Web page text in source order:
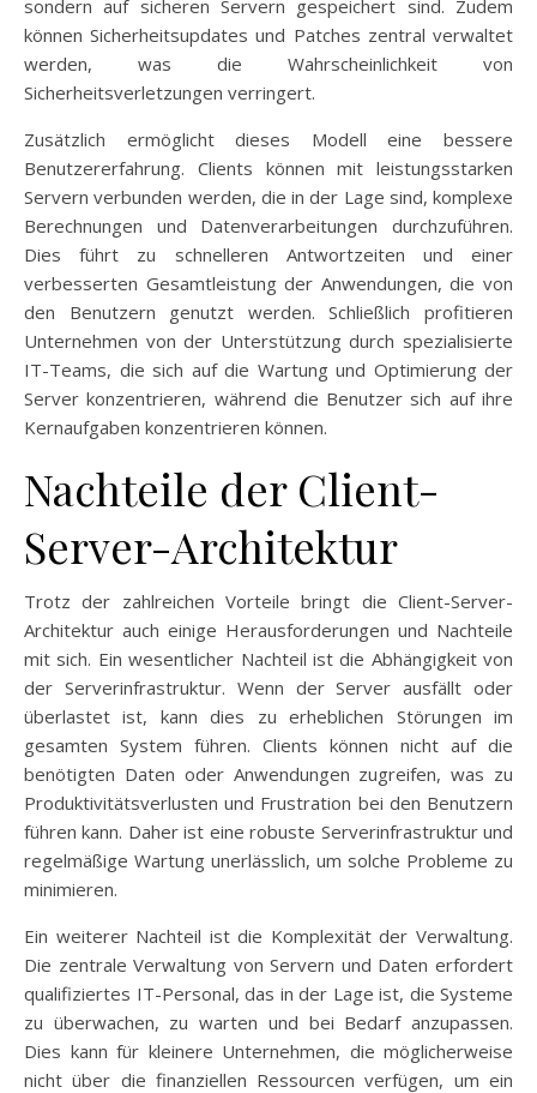
sondern auf sicheren Servern gespeichert sind. Zudem
können Sicherheitsupdates und Patches zentral verwaltet
werden, was die Wahrscheinlichkeit von
Sicherheitsverletzungen verringert.
Zusätzlich ermöglicht dieses Modell eine bessere
Benutzererfahrung. Clients können mit leistungsstarken
Servern verbunden werden, die in der Lage sind, komplexe
Berechnungen und Datenverarbeitungen durchzuführen.
Dies führt zu schnelleren Antwortzeiten und einer
verbesserten Gesamtleistung der Anwendungen, die von
den Benutzern genutzt werden. Schließlich profitieren
Unternehmen von der Unterstützung durch spezialisierte
IT-Teams, die sich auf die Wartung und Optimierung der
Server konzentrieren, während die Benutzer sich auf ihre
Kernaufgaben konzentrieren können.
Nachteile der Client-
Server-Architektur
Trotz der zahlreichen Vorteile bringt die Client-Server-
Architektur auch einige Herausforderungen und Nachteile
mit sich. Ein wesentlicher Nachteil ist die Abhängigkeit von
der Serverinfrastruktur. Wenn der Server ausfällt oder
überlastet ist, kann dies zu erheblichen Störungen im
gesamten System führen. Clients können nicht auf die
benötigten Daten oder Anwendungen zugreifen, was zu
Produktivitätsverlusten und Frustration bei den Benutzern
führen kann. Daher ist eine robuste Serverinfrastruktur und
regelmäßige Wartung unerlässlich, um solche Probleme zu
minimieren.
Ein weiterer Nachteil ist die Komplexität der Verwaltung.
Die zentrale Verwaltung von Servern und Daten erfordert
qualifiziertes IT-Personal, das in der Lage ist, die Systeme
zu überwachen, zu warten und bei Bedarf anzupassen.
Dies kann für kleinere Unternehmen, die möglicherweise
nicht über die finanziellen Ressourcen verfügen, um ein